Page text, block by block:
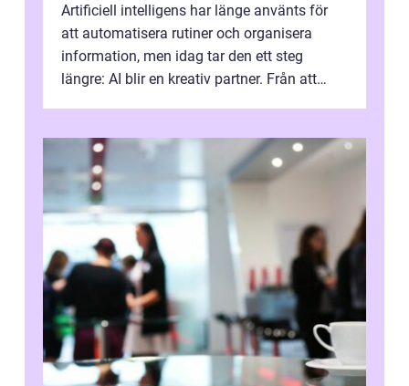
Artificiell intelligens har länge använts för
att automatisera rutiner och organisera
information, men idag tar den ett steg
längre: AI blir en kreativ partner. Från att